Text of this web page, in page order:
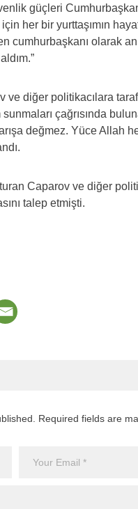
güçleri
her bir yurttaşımın
cumhurbaşkanı olarak
diğer politikacılara
çağrısında
değmez. Yüce Allah
Caparov ve diğer
talep etmişti.
Required fields are